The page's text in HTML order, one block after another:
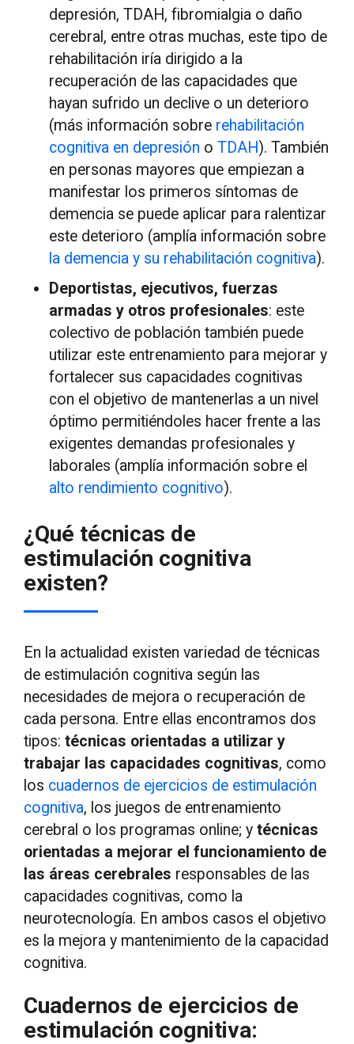
depresión, TDAH, fibromialgia o daño
cerebral, entre otras muchas, este tipo de
rehabilitación iría dirigido a la
recuperación de las capacidades que
hayan sufrido un declive o un deterioro
(más información sobre rehabilitación
cognitiva en depresión oTDAH). También
en personas mayores que empiezan a
manifestar los primeros síntomas de
demencia se puede aplicar para ralentizar
este deterioro (amplía información sobre
la demencia y su rehabilitación cognitiva).
Deportistas, ejecutivos, fuerzas
armadas y otros profesionales: este
colectivo de población también puede
utilizar este entrenamiento para mejorar y
fortalecer sus capacidades cognitivas
con el objetivo de mantenerlas a un nivel
óptimo permitiéndoles hacer frente a las
exigentes demandas profesionales y
laborales (amplía información sobre el
alto rendimiento cognitivo).
¿Qué técnicas de
estimulación cognitiva
existen?
En la actualidad existen variedad de técnicas
de estimulación cognitiva según las
necesidades de mejora o recuperación de
cada persona. Entre ellas encontramos dos
tipos:técnicas orientadas a utilizar y
trabajar las capacidades cognitivas, como
los cuadernos de ejercicios de estimulación
cognitiva, los juegos de entrenamiento
cerebral o los programas online; y técnicas
orientadas a mejorar el funcionamiento de
las áreas cerebrales responsables de las
capacidades cognitivas, como la
neurotecnología. En ambos casos el objetivo
es la mejora y mantenimiento de la capacidad
cognitiva.
Cuadernos de ejercicios de
estimulación cognitiva: